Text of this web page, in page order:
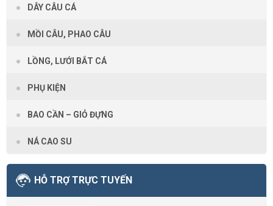
DÂY CÂU CÁ
MỒI CÂU, PHAO CÂU
LỒNG, LƯỚI BẮT CÁ
PHỤ KIỆN
BAO CẦN – GIỎ ĐỰNG
NÁ CAO SU
HỖ TRỢ TRỰC TUYẾN